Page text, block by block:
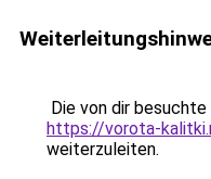
Die von dir
https://vorota-
weiterzuleiten.